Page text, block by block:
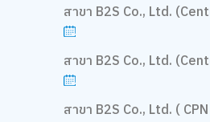
สาขา B2S Co., Ltd.
สาขา B2S Co., Ltd.
สาขา B2S Co., Ltd. (